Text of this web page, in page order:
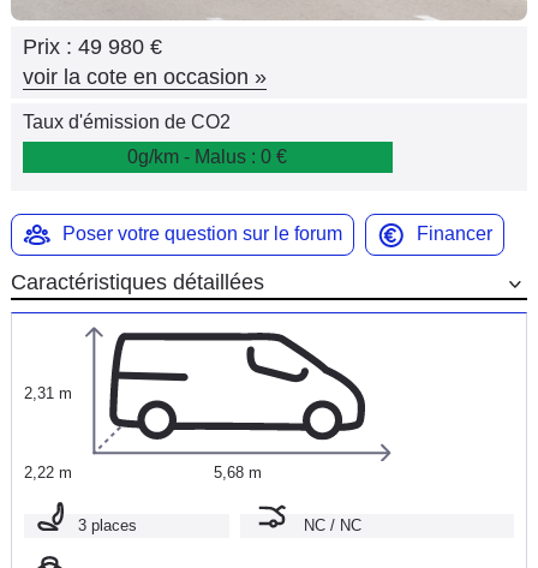
Marques
Prix : 49 980 €
voir la cote en occasion »
Taux d'émission de CO2
0g/km - Malus : 0 €
Poser votre question sur le forum Financer
Caractéristiques détaillées
2,31 m
2,22 m 5,68 m
3 places NC / NC